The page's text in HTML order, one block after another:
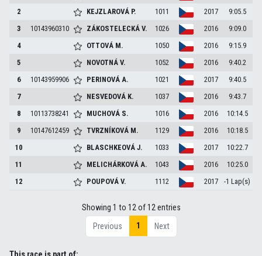
2
KEJZLAROVÁ P. 1011 2017
9:05.5
3
10143960310 ZÁKOSTELECKÁV. 1026 2016
9:09.0
4
OTTOVÁ M. 1050 2016
9:15.9
5
NOVOTNÁV. 1052 2016
9:40.2
6
10143959906 PERINOVÁA. 1021 2017
9:40.5
7
NESVEDOVÁ K. 1037 2016
9:43.7
8
10113738241 MUCHOVÁ S. 1016 2016
10:14.5
9
10147612459 TVRZNÍKOVÁ M. 1129 2016
10:18.5
10
BLASCHKEOVÁJ. 1033 2017
10:22.7
11
MELICHÁRKOVÁA. 1043 2016
10:25.0
12
POUPOVÁV. 1112 2017 -1 Lap(s)
Showing 1 to 12 of 12 entries
Previous
1 Next